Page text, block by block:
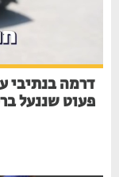
דרמה בנתיבי
פעוט שננעל